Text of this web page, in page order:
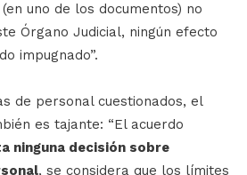
uno de los documentos) no
Órgano Judicial, ningún efecto
impugnado”.
de personal cuestionados, el
es tajante: “El acuerdo
ninguna decisión sobre
, se considera que los límites